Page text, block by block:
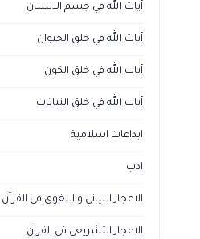
آيات الله في جسم الانسان
آيات الله في خلق الحيوان
آيات الله في خلق الكون
آيات الله في خلق النباتات
ابداعات اسلامية
ادب
الاعجاز البياني و اللغوي في القرآن
الاعجاز التشريعي في القرآن